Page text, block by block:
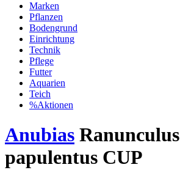
Marken
Pflanzen
Bodengrund
Einrichtung
Technik
Pflege
Futter
Aquarien
Teich
%Aktionen
Anubias Ranunculus
papulentus CUP